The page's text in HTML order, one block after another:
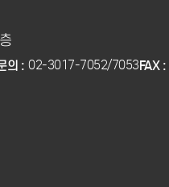
의 : 02-3017-7052/7053FAX :